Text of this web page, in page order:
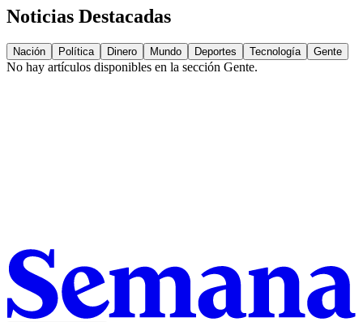
Noticias Destacadas
Nación Política Dinero Mundo Deportes Tecnología Gente
No hay artículos disponibles en la sección Gente.